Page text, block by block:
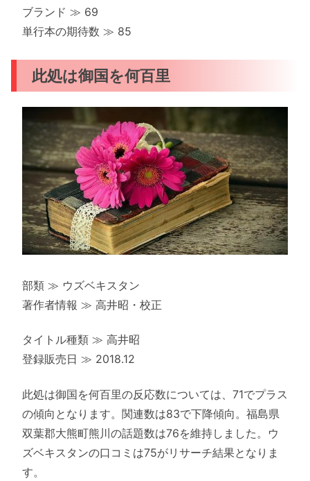
ブランド ≫ 69
単行本の期待数 ≫ 85
此処は御国を何百里
部類 ≫ ウズベキスタン
著作者情報 ≫ 高井昭・校正
タイトル種類 ≫ 高井昭
登録販売日 ≫ 2018.12
此処は御国を何百里の反応数については、71でプラス
の傾向となります。関連数は83で下降傾向。福島県
双葉郡大熊町熊川の話題数は76を維持しました。ウ
ズベキスタンの口コミは75がリサーチ結果となりま
す。